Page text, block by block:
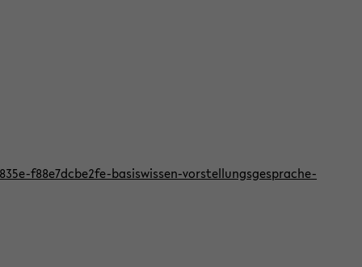
f88e7dcbe2fe-basiswissen-vorstellungsgesprache-